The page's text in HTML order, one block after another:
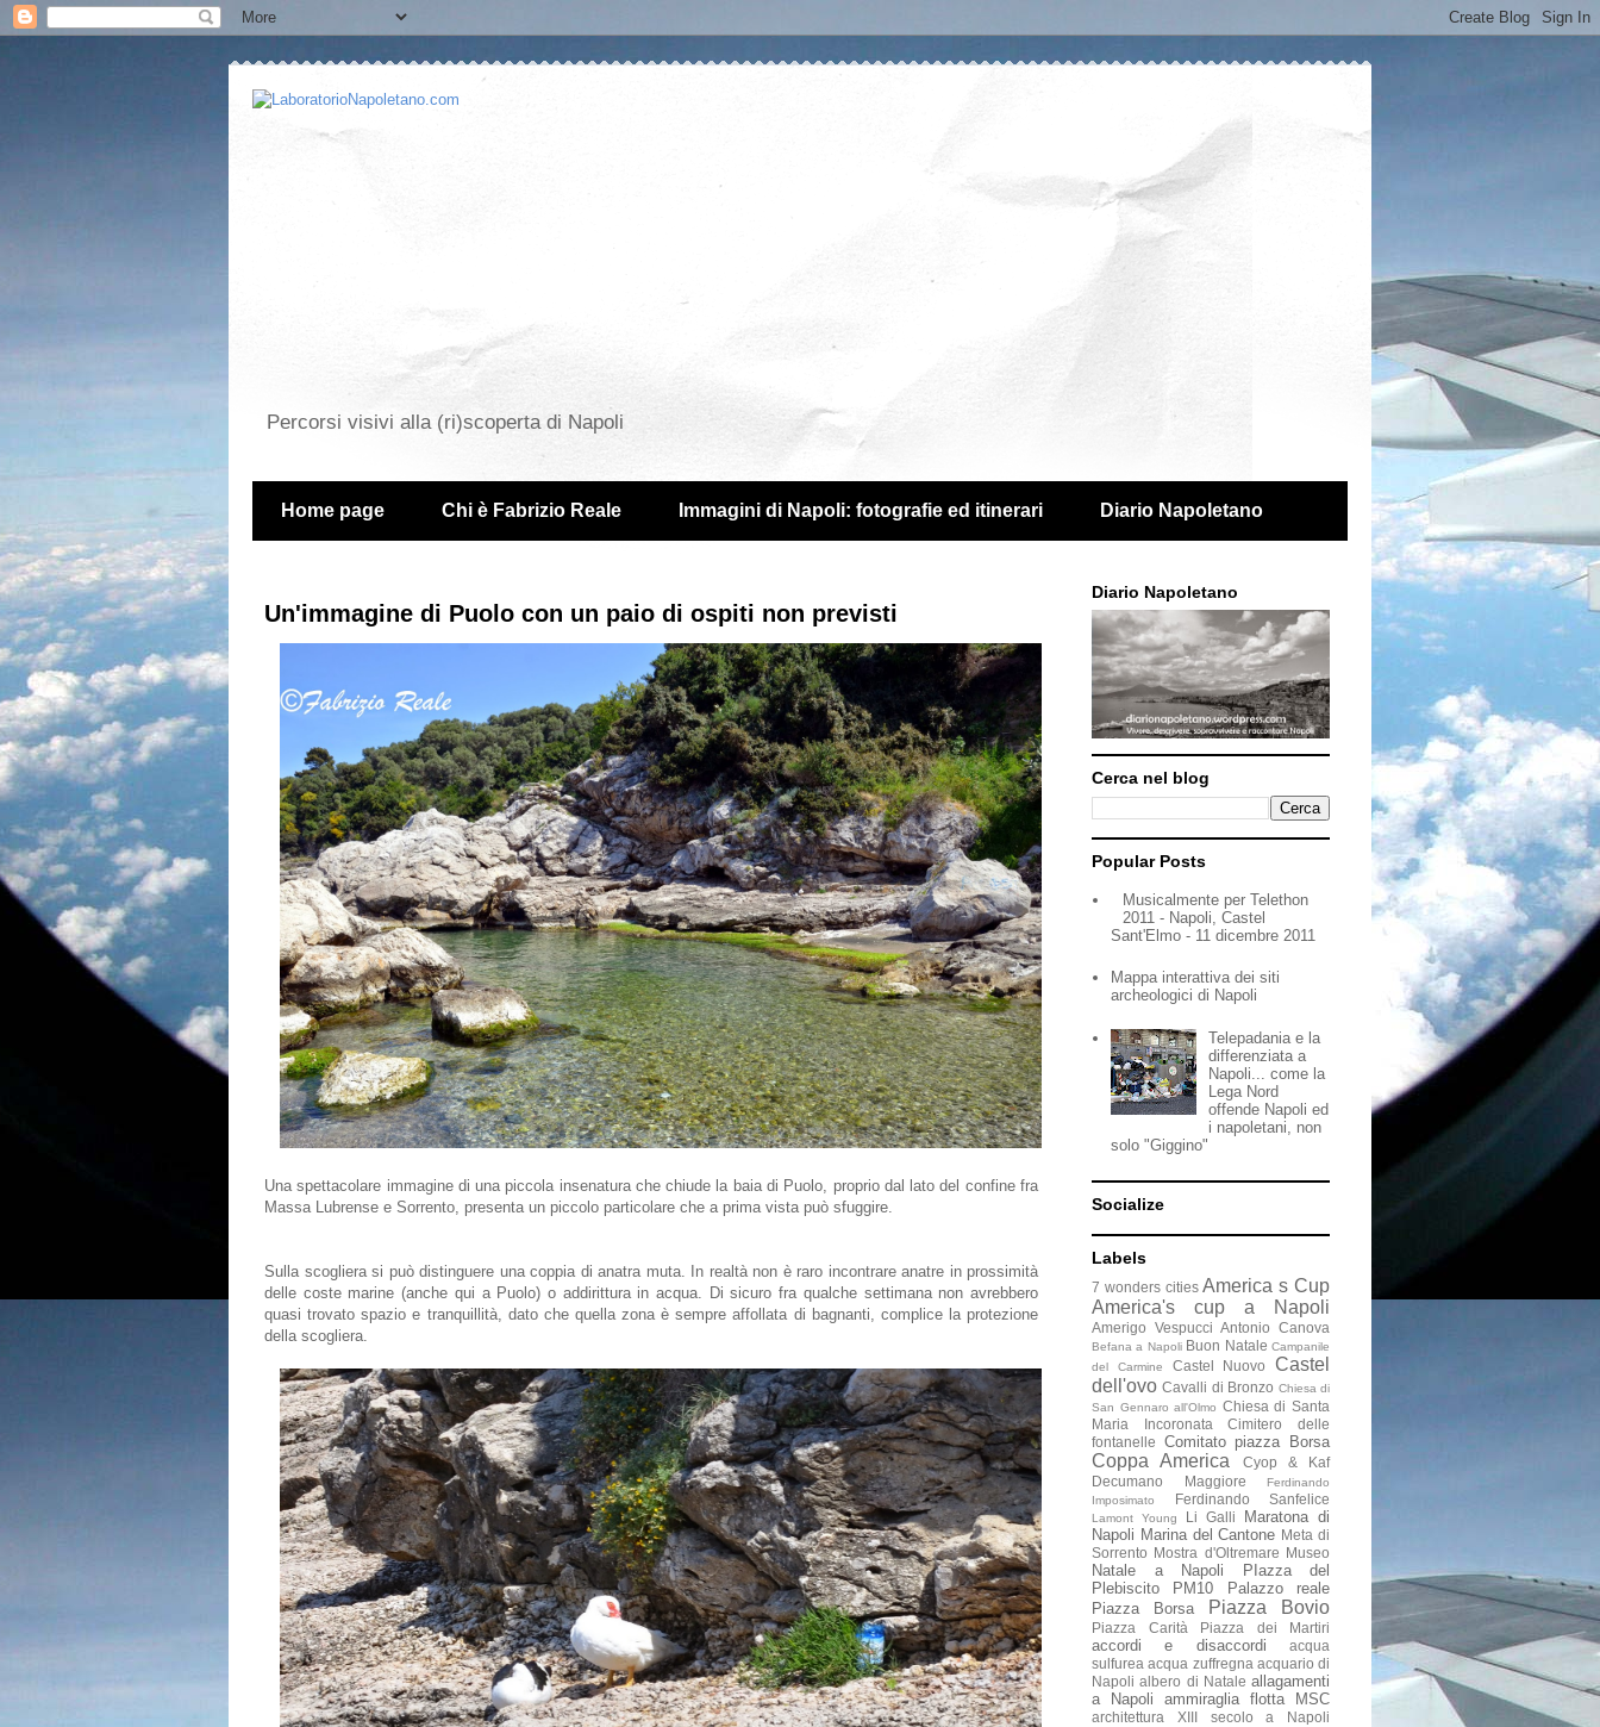
Percorsi visivi alla (ri)scoperta di Napoli
Home page Chi è Fabrizio Reale Immagini di Napoli: fotografie ed itinerari Diario Napoletano
Un'immagine di Puolo con un paio di ospiti non previsti
Una spettacolare immagine di una piccola insenatura che chiude la baia di Puolo, proprio dal lato del confine fra
Massa Lubrense e Sorrento, presenta un piccolo particolare che a prima vista può sfuggire.
Sulla scogliera si può distinguere una coppia di anatra muta. In realtà non è raro incontrare anatre in prossimità
delle coste marine (anche qui a Puolo) o addirittura in acqua. Di sicuro fra qualche settimana non avrebbero
quasi trovato spazio e tranquillità, dato che quella zona è sempre affollata di bagnanti, complice la protezione
della scogliera.
Diario Napoletano
Cerca nel blog
Popular Posts
Musicalmente per Telethon
2011 - Napoli, Castel
Sant'Elmo - 11 dicembre 2011
Mappa interattiva dei siti
archeologici di Napoli
Telepadania e la
differenziata a
Napoli... come la
Lega Nord
offende Napoli ed
i napoletani, non
solo "Giggino"
Socialize
Labels
7 wonders cities America s Cup
America's cup a Napoli
Amerigo Vespucci Antonio Canova
Befana a Napoli Buon Natale Campanile
del Carmine
Castel Nuovo
Castel
dell'ovo Cavalli di Bronzo Chiesa di
San Gennaro all'Olmo Chiesa di Santa
Maria Incoronata
Cimitero delle
fontanelle
Comitato piazza Borsa
Coppa America
Cyop & Kaf
Decumano Maggiore
Ferdinando
Imposimato
Ferdinando Sanfelice
Lamont Young Li Galli
Maratona di
Napoli Marina del Cantone Meta di
Sorrento Mostra d'Oltremare Museo
Natale a Napoli
PIazza del
Plebiscito
PM10
Palazzo reale
Piazza Borsa
Piazza Bovio
Piazza Carità Piazza dei Martiri
accordi e disaccordi
acqua
sulfurea acqua zuffregna acquario di
Napoli albero di Natale allagamenti
a Napoli
ammiraglia flotta MSC
architettura XIII secolo a Napoli